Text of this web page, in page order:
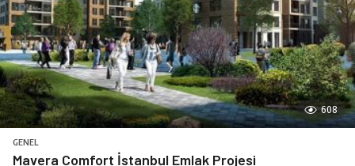
608
GENEL
Mavera Comfort İstanbul Emlak Projesi